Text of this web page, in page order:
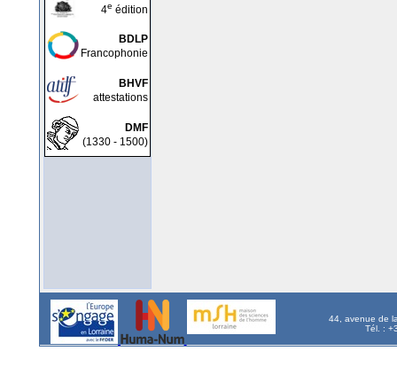
4e édition
BDLP
Francophonie
BHVF
attestations
DMF
(1330 - 1500)
44, avenue de
Tél. :